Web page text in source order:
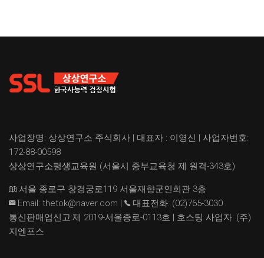
사업장명: 상상연구소 주식회사 | 대표자 : 이영신 | 사업자번호:
172-88-00598
상상연구소평생교육원 (서울시 중부교육청 제 원격-343호)
서울 종로구 창경궁로119 서울재향군인회관 3층
Email: thetok@naver.com |
대표전화: (02)765-3030
통신판매업신고:제 2019-서울종로-0113호 | 호스팅 사업자: (주)
지엔포스